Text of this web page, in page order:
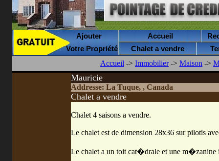
Ajouter
Votre Propriété
Accueil
Chalet a vendre
Accueil -> Immobilier-> Maison ->
Mauricie
Addresse: La Tuque, , Canada
Chalet a vendre
Chalet 4 saisons a vendre.
Le chalet est de dimension 28x36 sur pilotis
Le chalet a un toit cat�drale et une